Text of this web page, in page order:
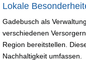
Lokale
Gadebusch als
verschiedenen
Region bereitstellen.
Nachhaltigkeit umfassen.